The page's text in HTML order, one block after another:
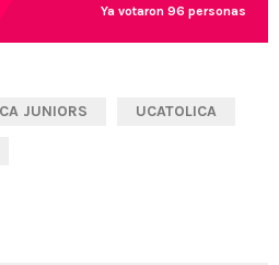
Ya votaron 96 personas
JUNIORS UCATOLICA